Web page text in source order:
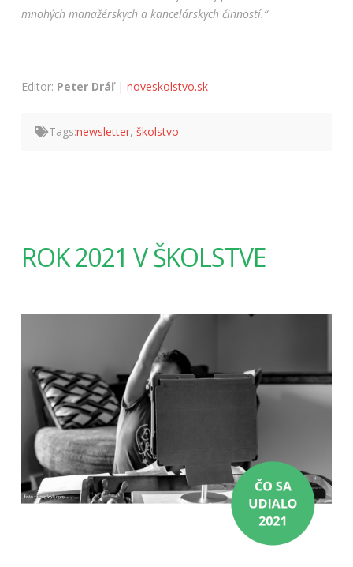
mnohých manažérskych a kancelárskych činností.“
Editor: Peter Dráľ| noveskolstvo.sk
Tags:newsletter,školstvo
ROK 2021 V ŠKOLSTVE